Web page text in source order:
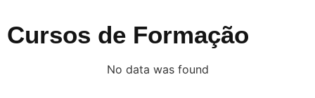
Cursos de Formação
No data was found